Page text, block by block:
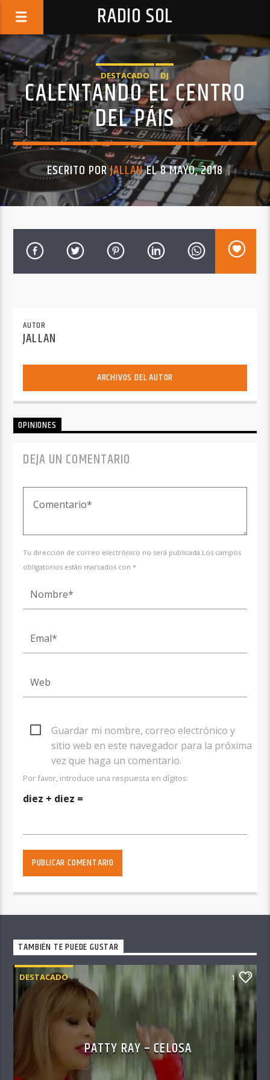
RADIO SOL
DESTACADO DJ
CALENTANDO EL CENTRO
DEL PÁIS
ESCRITO PORJALLANEL 8 MAYO, 2018
AUTOR
JALLAN
ARCHIVOS DEL AUTOR
OPINIONES
DEJA UN COMENTARIO
Tu dirección de correo electrónico no será publicada.Los campos
obligatorios están marcados con *
Guardar mi nombre, correo electrónico y
sitio web en este navegador para la próxima
vez que haga un comentario.
Por favor, introduce una respuesta en dígitos:
diez + diez =
TAMBIÉN TE PUEDE GUSTAR
DESTACADO 1
PATTY RAY – CELOSA